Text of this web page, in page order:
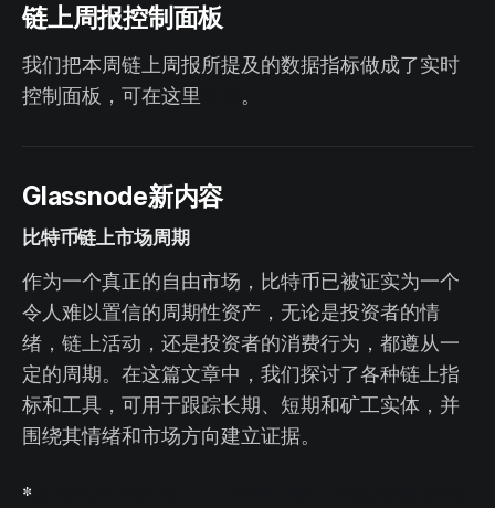
链上周报控制面板
我们把本周链上周报所提及的数据指标做成了实时
控制面板，可在这里
。
Glassnode新内容
比特币链上市场周期
作为一个真正的自由市场，比特币已被证实为一个
令人难以置信的周期性资产，无论是投资者的情
绪，链上活动，还是投资者的消费行为，都遵从一
定的周期。在这篇文章中，我们探讨了各种链上指
标和工具，可用于跟踪长期、短期和矿工实体，并
围绕其情绪和市场方向建立证据。
*